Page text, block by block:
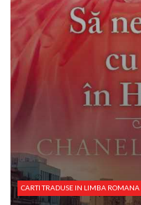
CARTI TRADUSE IN LIMBA ROMANA